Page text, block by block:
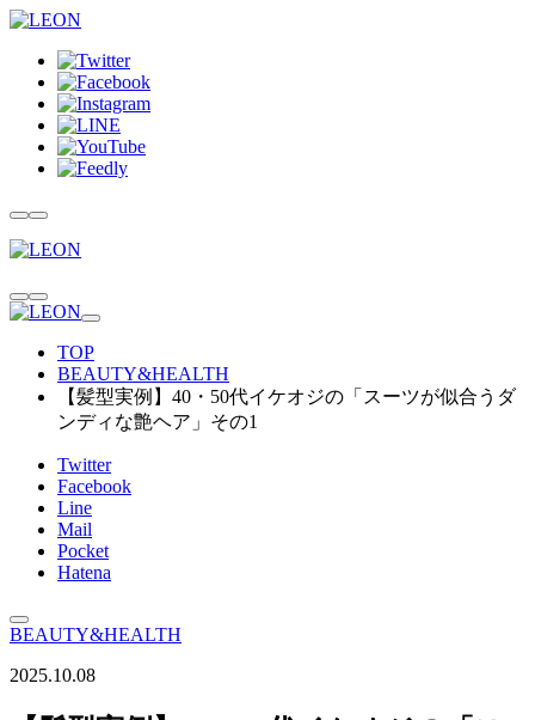
TOP
BEAUTY&HEALTH
【髪型実例】40・50代イケオジの「スーツが似合うダ
ンディな艶ヘア」その1
Twitter
Facebook
Line
Mail
Pocket
Hatena
BEAUTY&HEALTH
2025.10.08